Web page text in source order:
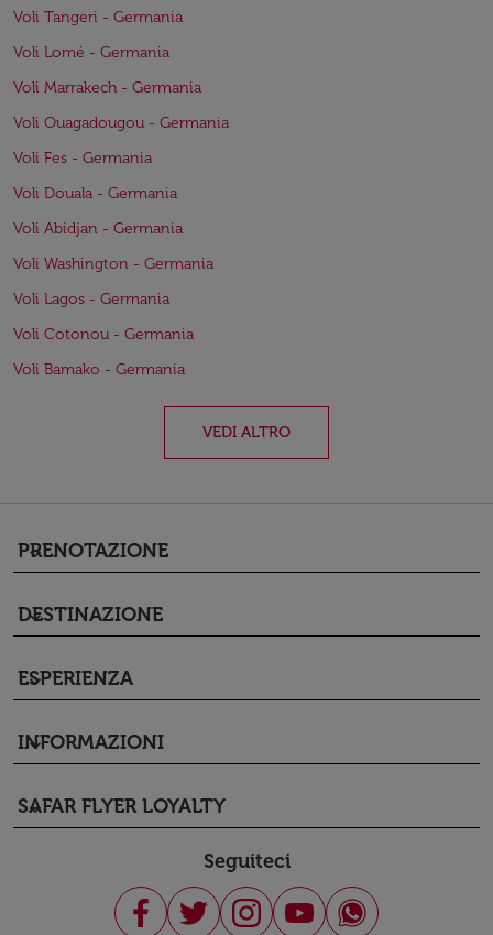
Voli Tangeri - Germania
Voli Lomé - Germania
Voli Marrakech - Germania
Voli Ouagadougou - Germania
Voli Fes - Germania
Voli Douala - Germania
Voli Abidjan - Germania
Voli Washington - Germania
Voli Lagos - Germania
Voli Cotonou - Germania
Voli Bamako - Germania
VEDI ALTRO
PRENOTAZIONE
keyboard_arrow_down
DESTINAZIONE
keyboard_arrow_down
ESPERIENZA
keyboard_arrow_down
INFORMAZIONI
keyboard_arrow_down
SAFAR FLYER LOYALTY
keyboard_arrow_down
Seguiteci